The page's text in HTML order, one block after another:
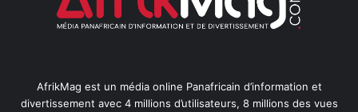
AfrikMag est un média online Panafricain d’information et
divertissement avec 4 millions d’utilisateurs, 8 millions des vues